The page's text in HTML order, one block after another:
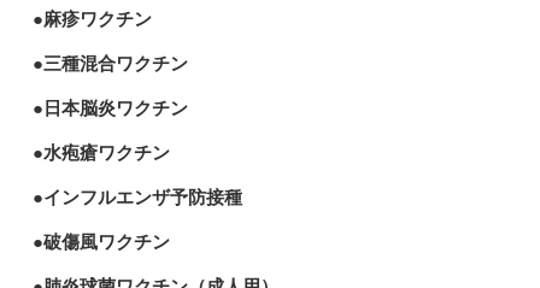
●麻疹ワクチン
●三種混合ワクチン
●日本脳炎ワクチン
●水疱瘡ワクチン
●インフルエンザ予防接種
●破傷風ワクチン